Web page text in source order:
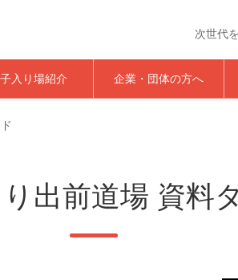
体験イベント｜
次世代
入り場紹介 企業・団体の方へ
出前道場 資料